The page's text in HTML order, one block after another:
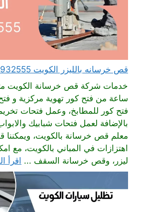
قص خرسانه بالليزر الكويت 65932555 فتح كور تكييف
ساعة من فتح كور تهوية مركزية و
فتح كور للمطابخ، وعمل فتحات
بالإضافة لعمل فتحات شبابيك
معلم قص خرسانة بالكويت،
اهتزازات في المباني بالكويت، مع
ليزر، وقص خرسانة السقف ... اقرأ